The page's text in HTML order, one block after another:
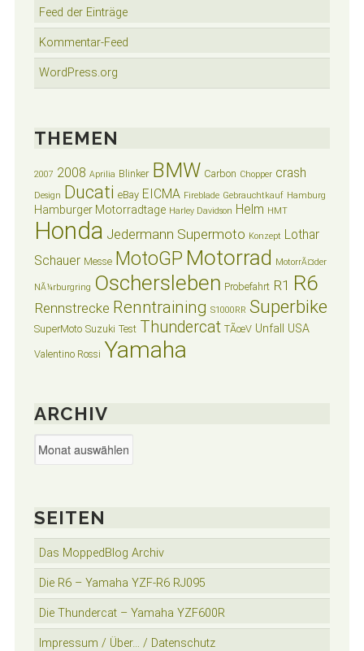
Feed der Einträge
Kommentar-Feed
WordPress.org
THEMEN
2007 2008 Aprilia Blinker BMW Carbon Chopper crash
Design Ducati eBay EICMA Fireblade Gebrauchtkauf Hamburg
Hamburger Motorradtage Harley Davidson Helm HMT
Honda Jedermann Supermoto Konzept Lothar
Schauer Messe MotoGP Motorrad MotorrÃ¤der
NÃ¼rburgring Oschersleben Probefahrt R1 R6
Rennstrecke Renntraining S1000RR Superbike
SuperMoto Suzuki Test Thundercat TÃœV Unfall USA
Valentino Rossi Yamaha
ARCHIV
Archiv
SEITEN
Das MoppedBlog Archiv
Die R6 – Yamaha YZF-R6 RJ095
Die Thundercat – Yamaha YZF600R
Impressum / Über… / Datenschutz